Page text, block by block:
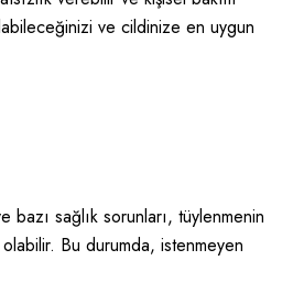
ve cildinize en uygun
sağlık sorunları, tüylenmenin
Bu durumda, istenmeyen